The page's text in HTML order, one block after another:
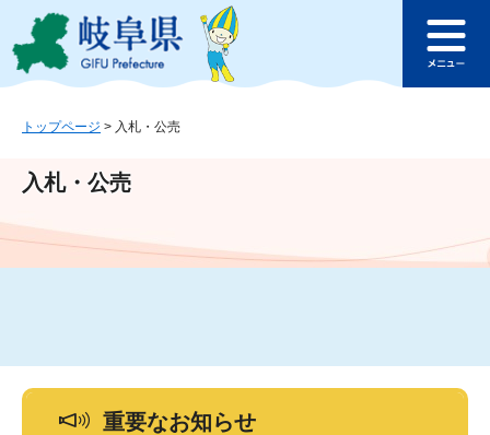
ジ
ュ
文
このページの本文へ
ュ
トップページ > 入札・公売
入札・公売
重要なお知らせ